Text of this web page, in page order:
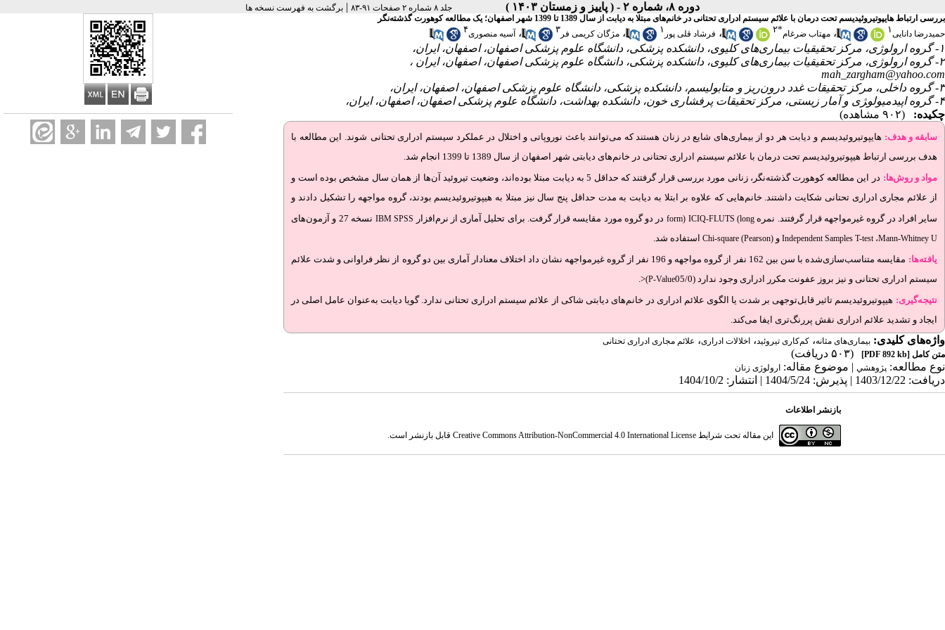
دوره ۸، شماره ۲ - ( پاییز و زمستان ۱۴۰۳ ) جلد ۸ شماره ۲ صفحات ۹۱-۸۳ | برگشت به فهرست نسخه ها
بررسی ارتباط هایپوتیروئیدیسم تحت درمان با علائم سیستم ادراری تحتانی در خانم‌های مبتلا به دیابت از سال 1389 تا 1399 شهر اصفهان؛ یک مطالعه کوهورت گذشته‌نگر
حمیدرضا دانایی۱ ، مهتاب ضرغام*۲ ، فرشاد قلی پور ۱ ، مژگان کریمی فر ۳ ، آسیه منصوری۴
۱- گروه ارولوژی، مرکز تحقیقیات بیماری‌های کلیوی، دانشکده پزشکی، دانشگاه علوم پزشکی اصفهان، اصفهان، ایران،
۲- گروه ارولوژی، مرکز تحقیقیات بیماری‌های کلیوی، دانشکده پزشکی، دانشگاه علوم پزشکی اصفهان، اصفهان، ایران ،
mah_zargham@yahoo.com
۳- گروه داخلی، مرکز تحقیقات غدد درون‌ریز و متابولیسم، دانشکده پزشکی، دانشگاه علوم پزشکی اصفهان، اصفهان، ایران،
۴- گروه اپیدمیولو‍‍‍‍‍ژی و آمار زیستی، مرکز تحقیقات پرفشاری خون، دانشکده بهداشت، دانشگاه علوم پزشکی اصفهان، اصفهان، ایران،
چکیده:
(۹۰۲ مشاهده)
سابقه و هدف: هایپوتیروئیدیسم و دیابت هر دو از بیماری‌های شایع در زنان هستند که می‌توانند باعث نوروپاتی و اختلال در عملکرد سیستم ادراری تحتانی شوند. این مطالعه با
هدف بررسی ارتباط هیپوتیروئیدیسم تحت درمان با علائم سیستم ادراری تحتانی در خانم‌های دیابتی شهر اصفهان از سال 1389 تا 1399 انجام شد.
مواد و روش‌‌ها:
در این مطالعه کوهورت گذشته‌نگر، زنانی مورد بررسی قرار گرفتند که حداقل 5 به دیابت مبتلا بوده‌اند، وضعیت تیروئید آن‌ها از همان سال مشخص بوده است و
از علائم مجاری ادراری تحتانی شکایت داشتند. خانم‌هایی که علاوه بر ابتلا به دیابت به مدت حداقل پنج سال نیز مبتلا به هیپوتیروئیدیسم بودند، گروه مواجهه را تشکیل دادند و
سایر افراد در گروه غیرمواجهه قرار گرفتند. نمره ICIQ-FLUTS (long
form) در دو گروه مورد مقایسه قرار گرفت. برای تحلیل آماری از نرم‌افزار IBM SPSS نسخه 27 و آزمون‌های
Mann-Whitney U، Independent Samples T-test و Chi-square (Pearson) استفاده شد.
یافته‌ها:
مقایسه متناسب‌سازی‌شده با سن بین 162 نفر از گروه مواجهه و 196 نفر از گروه غیرمواجهه نشان داد اختلاف معنادار آماری بین دو گروه از نظر فراوانی و شدت علائم
سیستم ادراری تحتانی و نیز بروز عفونت مکرر ادراری وجود ندارد (05/0
(P-Value
>
نتیجه‌گیری: هیپوتیروئیدیسم تاثیر قابل‌توجهی بر شدت یا الگوی علائم ادراری در خانم‌های دیابتی شاکی از علائم سیستم ادراری تحتانی ندارد. گویا دیابت به‌عنوان عامل اصلی در
ایجاد و تشدید علائم ادراری نقش پررنگ‌تری ایفا می‌کند.
واژه‌های کلیدی: بیماری‌های مثانه، کم‌کاری تیروئید ، اخلالات ادراری، علائم مجاری ادراری تحتانی
متن کامل [PDF 892 kb]
(۵۰۳ دریافت)
نوع مطالعه: پژوهشي | موضوع مقاله: ارولوژی زنان
دریافت: 1403/12/22 | پذیرش: 1404/5/24 | انتشار: 1404/10/2
بازنشر اطلاعات
این مقاله تحت شرایط Creative Commons Attribution-NonCommercial 4.0 International Licenseقابل بازنشر است.